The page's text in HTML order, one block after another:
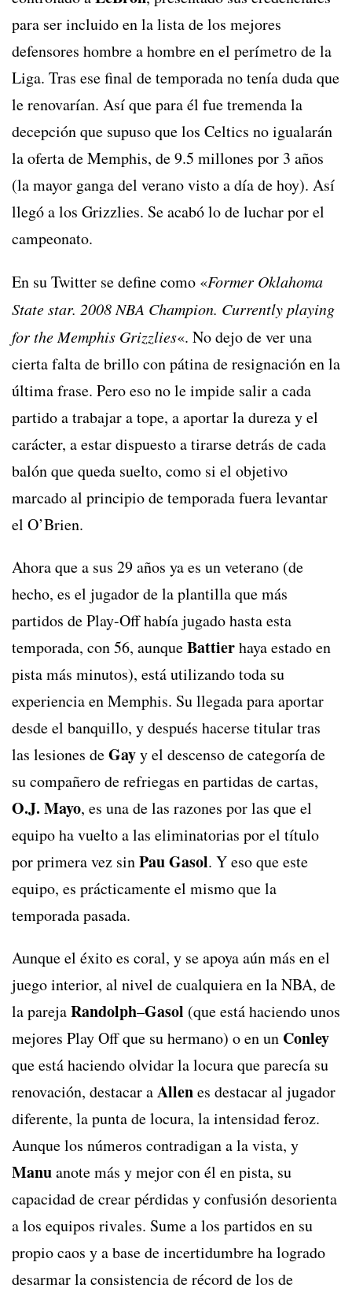
para ser incluido en la lista de los mejores
defensores hombre a hombre en el perímetro de la
Liga. Tras ese final de temporada no tenía duda que
le renovarían. Así que para él fue tremenda la
decepción que supuso que los Celtics no igualarán
la oferta de Memphis, de 9.5 millones por 3 años
(la mayor ganga del verano visto a día de hoy). Así
llegó a los Grizzlies. Se acabó lo de luchar por el
campeonato.
En su Twitter se define como «Former Oklahoma
State star. 2008 NBA Champion. Currently playing
for the Memphis Grizzlies«. No dejo de ver una
cierta falta de brillo con pátina de resignación en la
última frase. Pero eso no le impide salir a cada
partido a trabajar a tope, a aportar la dureza y el
carácter, a estar dispuesto a tirarse detrás de cada
balón que queda suelto, como si el objetivo
marcado al principio de temporada fuera levantar
el O’Brien.
Ahora que a sus 29 años ya es un veterano (de
hecho, es el jugador de la plantilla que más
partidos de Play-Off había jugado hasta esta
temporada, con 56, aunqueBattierhaya estado en
pista más minutos), está utilizando toda su
experiencia en Memphis. Su llegada para aportar
desde el banquillo, y después hacerse titular tras
las lesiones deGayy el descenso de categoría de
su compañero de refriegas en partidas de cartas,
O.J. Mayo, es una de las razones por las que el
equipo ha vuelto a las eliminatorias por el título
por primera vez sinPau Gasol. Y eso que este
equipo, es prácticamente el mismo que la
temporada pasada.
Aunque el éxito es coral, y se apoya aún más en el
juego interior, al nivel de cualquiera en la NBA, de
la parejaRandolph–Gasol (que está haciendo unos
mejores Play Off que su hermano) o en un Conley
que está haciendo olvidar la locura que parecía su
renovación, destacar aAllenes destacar al jugador
diferente, la punta de locura, la intensidad feroz.
Aunque los números contradigan a la vista, y
Manuanote más y mejor con él en pista, su
capacidad de crear pérdidas y confusión desorienta
a los equipos rivales. Sume a los partidos en su
propio caos y a base de incertidumbre ha logrado
desarmar la consistencia de récord de los de